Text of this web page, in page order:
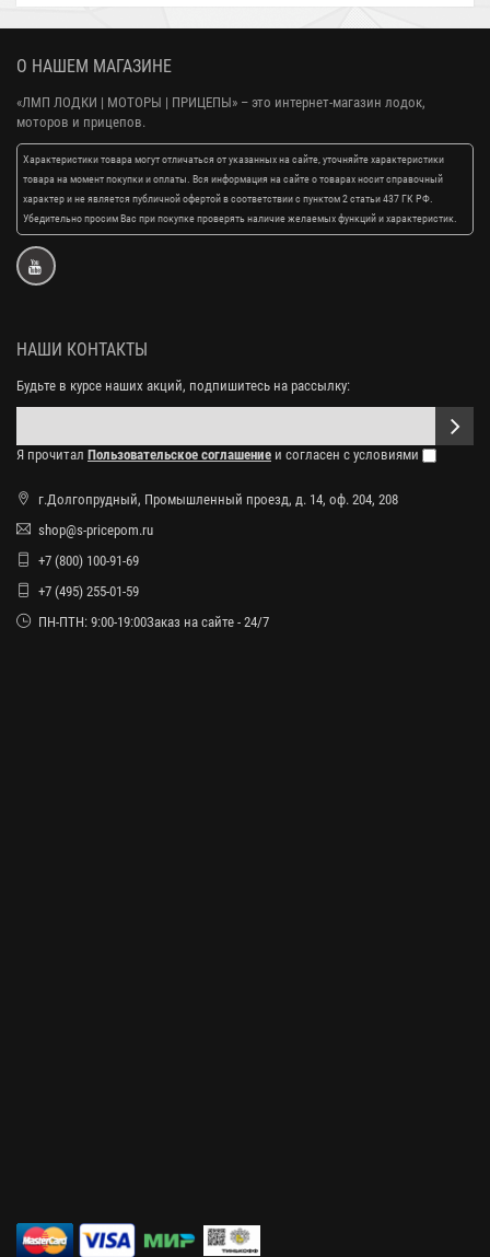
О НАШЕМ МАГАЗИНЕ
«ЛМП ЛОДКИ | МОТОРЫ | ПРИЦЕПЫ» – это интернет-магазин лодок,
моторов и прицепов.
Характеристики товара могут отличаться от указанных на сайте, уточняйте характеристики
товара на момент покупки и оплаты. Вся информация на сайте о товарах носит справочный
характер и не является публичной офертой в соответствии с пунктом 2 статьи 437 ГК РФ.
Убедительно просим Вас при покупке проверять наличие желаемых функций и характеристик.
НАШИ КОНТАКТЫ
Будьте в курсе наших акций, подпишитесь на рассылку:
Я прочитал Пользовательское соглашение и согласен с условиями
г.Долгопрудный, Промышленный проезд, д. 14, оф. 204, 208
shop@s-pricepom.ru
+7 (800) 100-91-69
+7 (495) 255-01-59
ПН-ПТН: 9:00-19:00Заказ на сайте - 24/7